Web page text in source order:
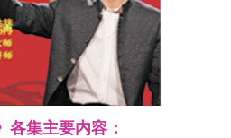
各集主要内容：